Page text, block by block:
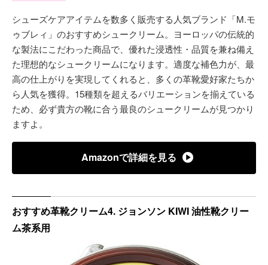
シューズケアアイテムを数多く販売する人気ブランド「M.モ
ゥブレィ」のおすすめシュークリーム。ヨーロッパの伝統的
な製法にこだわった商品で、優れた浸透性・品質を兼ね備え
た理想的なシュークリームになります。適度な補色力が、最
高の仕上がりを実現してくれると、多くの革靴愛好家たちか
ら人気を獲得。15種類を超えるバリエーションを揃えている
ため、必ず貴方の靴に合う最良のシュークリームが見つかり
ますよ。
Amazonで詳細を見る
おすすめ革靴クリーム4. ジョンソン KIWI 油性靴クリー
ム茶系用